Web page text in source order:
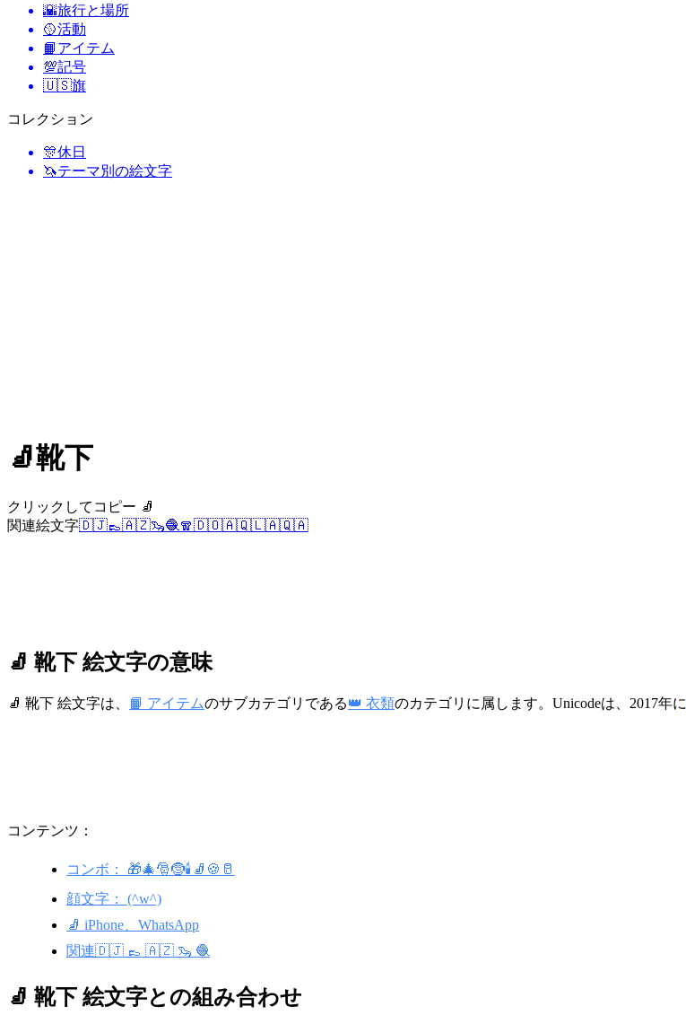
🌇旅行と場所
🥎活動
📙 アイテム
💯記号
🇺🇸旗
コレクション
🎊休日
🦄テーマ別の絵文字
🧦靴下
クリックしてコピー 🧦
関連絵文字🇩🇯👞🇦🇿🦦🧶 🧣🇩🇴🇦🇶🇱🇦🇶🇦
🧦 靴下 絵文字の意味
🧦 靴下 絵文字は、 📙 アイテムのサブカテゴリである👑 衣類のカテゴリに属します。Unicodeは、2017年に
コンテンツ：
コンボ： 🎁🎄🎅🤶🕯🧦🍪🥛
顔文字： (^w^)
🧦 iPhone、WhatsApp
関連🇩🇯 👞 🇦🇿 🦦 🧶
🧦 靴下 絵文字との組み合わせ